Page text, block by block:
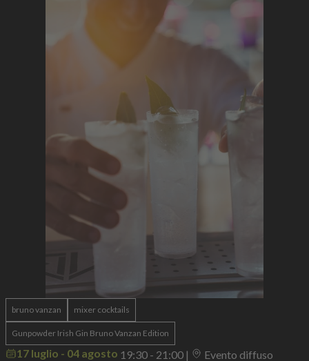
bruno vanzan mixer cocktails
Gunpowder Irish Gin Bruno Vanzan Edition
17 luglio - 04 agosto 19:30 - 21:00 | Evento diffuso